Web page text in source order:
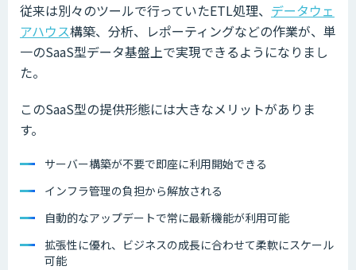
従来は別々のツールで行っていたETL処理、 データウェ
アハウス構築、分析、レポーティングなどの作業が、単
一のSaaS型データ基盤上で実現できるようになりまし
た。
このSaaS型の提供形態には大きなメリットがありま
す。
サーバー構築が不要で即座に利用開始できる
インフラ管理の負担から解放される
自動的なアップデートで常に最新機能が利用可能
拡張性に優れ、ビジネスの成長に合わせて柔軟にスケール
可能